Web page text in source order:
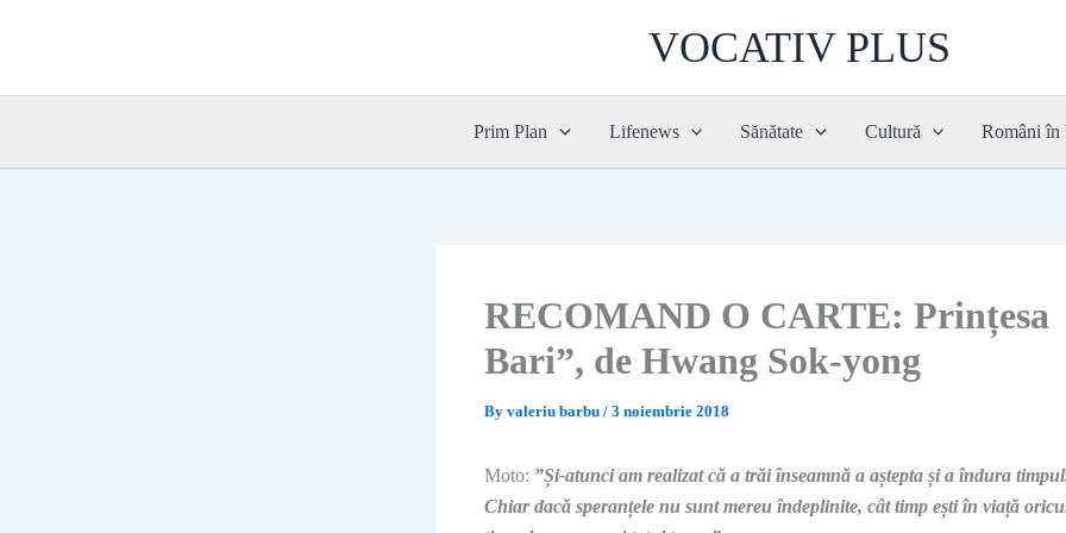
VOCATIV PLUS
Prim Plan Lifenews Sănătate Cultură Români în
RECOMAND O CARTE: Prințesa
Bari”, de Hwang Sok-yong
By valeriu barbu / 3 noiembrie 2018
Moto: ”Și-atunci am realizat că a trăi înseamnă a aștepta și a îndura
Chiar dacă speranțele nu sunt mereu îndeplinite, cât timp ești în viață